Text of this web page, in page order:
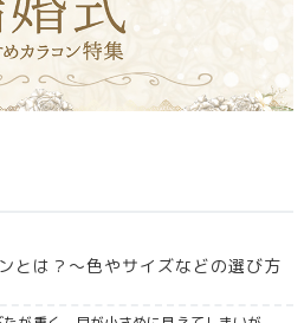
とは？～色やサイズなどの選び方